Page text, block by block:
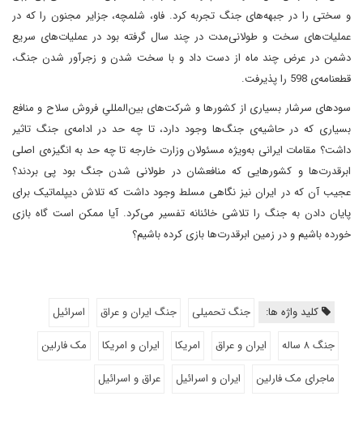
و سختی را در جبهه‌های جنگ تجربه کرد. فاو، شلمچه، جزایر مجنون را که در
عملیات‌های سخت و طولانی‌مدت در چند سال گرفته بود در عملیات‌های سریع
دشمن در عرض چند ماه از دست داد و با سخت شدن و زجرآور شدن جنگ،
قطعنامه‌ی 598 را پذیرفت.
سودهای سرشار بسیاری از کشورها و شرکت‌های بین‌المللیِ فروش سلاح و منافع
بسیاری که در حاشیه‌ی جنگ‌ها وجود دارد، تا چه حد در ادامه‌ی جنگ تاثیر
داشت؟ مقامات ایرانی به‌ویژه مسئولان وزارت خارجه تا چه حد به انگیزه‌ی اصلی
ابرقدرت‌ها و کشورهایی که منافعشان در طولانی شدن جنگ بود پی بردند؟
عجیب آن که در ایران نیز نگاهی مسلط وجود داشت که تلاش دیپلماتیک برای
پایان دادن به جنگ را تلاشی خائنانه تفسیر می‌کرد. آیا ممکن است گاه بازی
خورده باشیم و در زمین ابرقدرت‌ها بازی کرده باشیم؟
کلید واژه ها: جنگ تحمیلی جنگ ایران و عراق
اسرائیل
جنگ ۸ ساله
ایران و عراق امریکا ایران و امریکا
مک فارلین
ماجرای مک فارلین
ایران و اسرائیل عراق و اسرائیل